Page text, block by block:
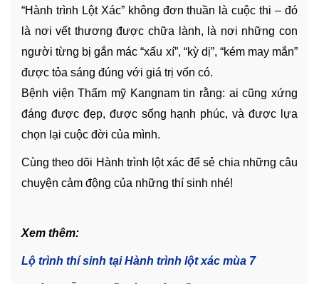
“Hành trình Lột Xác” không đơn thuần là cuộc thi – đó
là nơi vết thương được chữa lành, là nơi những con
người từng bị gắn mác “xấu xí”, “kỳ dị”, “kém may mắn”
được tỏa sáng đúng với giá trị vốn có.
Bệnh viện Thẩm mỹ Kangnam tin rằng: ai cũng xứng
đáng được đẹp, được sống hạnh phúc, và được lựa
chọn lại cuộc đời của mình.
Cùng theo dõi Hành trình lột xác để sẻ chia những câu
chuyện cảm động của những thí sinh nhé!
Xem thêm:
Lộ trình thí sinh tại Hành trình lột xác mùa 7